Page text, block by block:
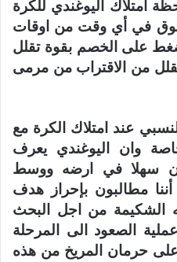
امتلاك اليوغندي للكرة
في أي وقت من اوقات
على الخصم بقوة تقلل
تقلل من الاقتراب من مرمى
عند امتلاك الكرة مع
وان اليوغندي يعرف
سهلا في ارضه ووسط
مطالبون بإحراز هدف
الشكيمة من اجل البحث
الصعود الى المرحلة
على حرمان المريخ من هذه